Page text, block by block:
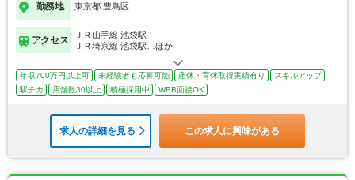
勤務地 東京都 豊島区
アクセス
ＪＲ山手線 池袋駅
ＪＲ埼京線 池袋駅…ほか
年収700万円以上可 未経験者も応募可能 産休・育休取得実績有り
スキルアップ
駅チカ
店舗数30以上 積極採用中 WEB面接OK
求人の詳細を見る この求人に興味がある